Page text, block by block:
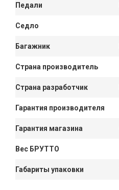
Педали
Седло
Багажник
Страна производитель
Страна разработчик
Гарантия производителя
Гарантия магазина
Вес БРУТТО
Габариты упаковки